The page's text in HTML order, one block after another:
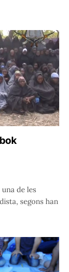
de les
segons han